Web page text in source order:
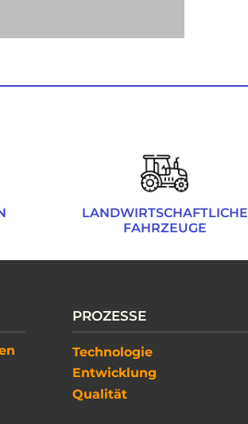
​LANDWIRTSCHAFTLICHE
FAHRZEUGE
PROZESSE
Technologie
Entwicklung
Qualit​ät